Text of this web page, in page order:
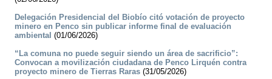
Delegación Presidencial del Biobío citó votación de proyecto
minero en Penco sin publicar informe final de evaluación
ambiental (01/06/2026)
“La comuna no puede seguir siendo un área de sacrificio”:
Convocan a movilización ciudadana de Penco Lirquén contra
proyecto minero de Tierras Raras (31/05/2026)